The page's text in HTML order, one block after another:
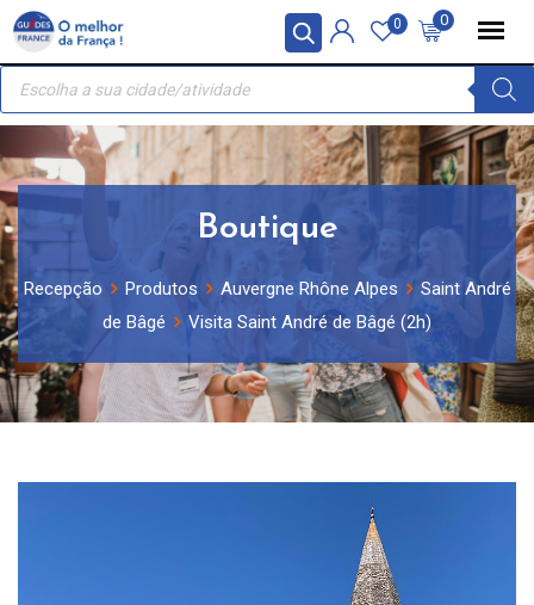
Painel de Gerenciamento de Cookies
Skip
content
0
0
Recherche
produits
Boutique
Recepção Produtos Auvergne Rhône Alpes
Saint André
de Bâgé
Visita Saint André de Bâgé (2h)